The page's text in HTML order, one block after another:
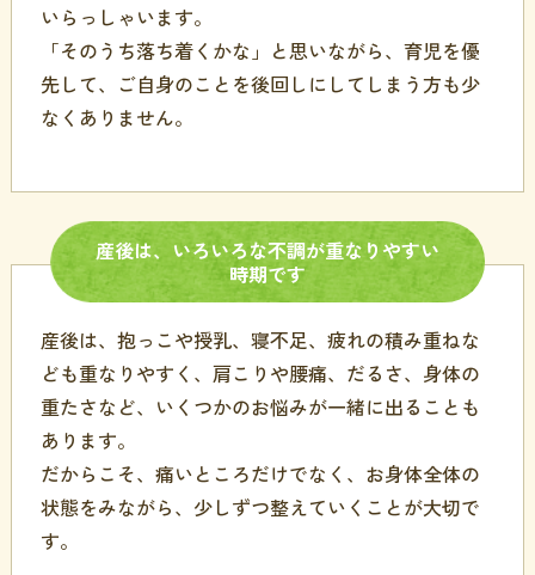
いらっしゃいます。
「そのうち落ち着くかな」と思いながら、育児を優
先して、ご自身のことを後回しにしてしまう方も少
なくありません。
産後は、 いろいろな不調が重なりやすい
時期です
産後は、抱っこや授乳、寝不足、疲れの積み重ねな
ども重なりやすく、肩こりや腰痛、だるさ、身体の
重たさなど、いくつかのお悩みが一緒に出ることも
あります。
だからこそ、痛いところだけでなく、お身体全体の
状態をみながら、少しずつ整えていくことが大切で
す。